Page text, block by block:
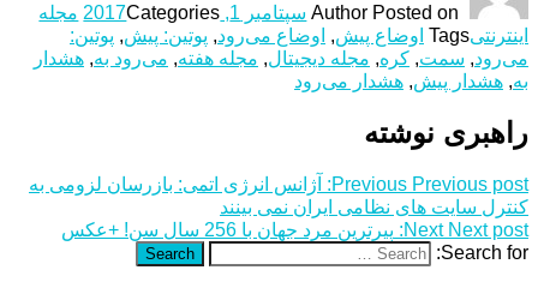
Author Posted on سپتامبر 1, 2017 Categories
مجله
اینترنتیTags اوضاع پیش, اوضاع می‌رود, پوتین: پیش, پوتین:
می‌رود, سمت, کره, مجله دیجیتال, مجله هفته, می‌رود به, هشدار
به, هشدار پیش, هشدار می‌رود
راهبری نوشته
Previous Previous post:
آژانس انرژی اتمی: بازرسان لزومی به
کنترل سایت های نظامی ایران نمی بینند
Next Next post:
پیرترین مرد جهان با 256 سال سن! +عکس
Search for:
Search